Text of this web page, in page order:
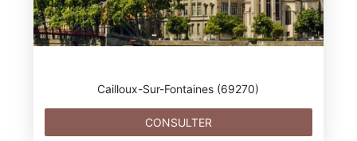
Cailloux-Sur-Fontaines (69270)
CONSULTER